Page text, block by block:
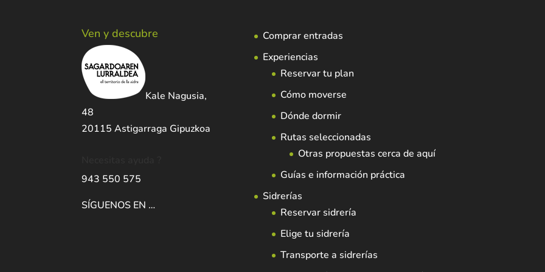
Ven y descubre
Kale Nagusia,
48
20115 Astigarraga Gipuzkoa
943 550 575
SÍGUENOS EN …
Comprar entradas
Experiencias
Reservar tu plan
Cómo moverse
Dónde dormir
Rutas seleccionadas
Otras propuestas cerca de aquí
Guías e información práctica
Sidrerías
Reservar sidrería
Elige tu sidrería
Transporte a sidrerías